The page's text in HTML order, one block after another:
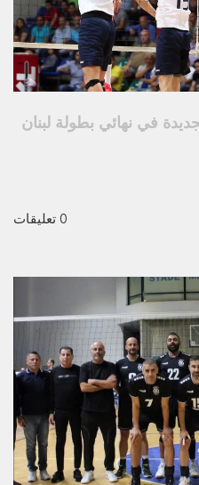
في نهائي بطولة لبنان
0 تعليقات